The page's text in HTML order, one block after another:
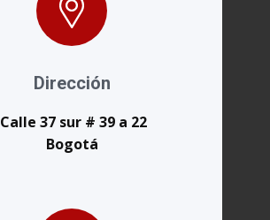
Dirección
Calle 37 sur # 39 a 22
Bogotá